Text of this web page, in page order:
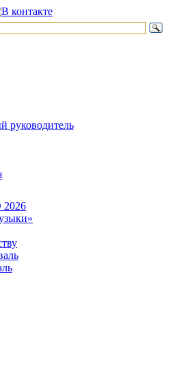
руководитель
2026